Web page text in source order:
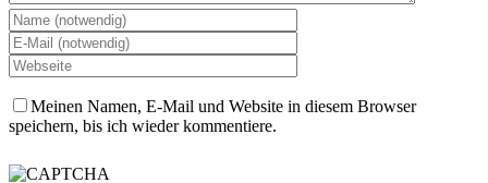
Meinen Namen, E-Mail und Website in diesem Browser
speichern, bis ich wieder kommentiere.